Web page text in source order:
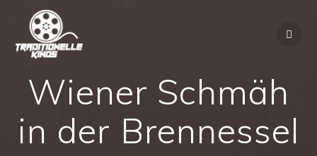
Wiener Schmäh
in der Brennessel